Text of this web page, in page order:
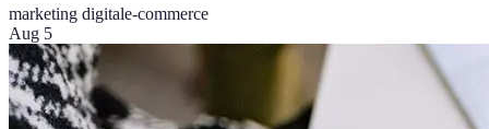
marketing digitale-commerce
Aug 5